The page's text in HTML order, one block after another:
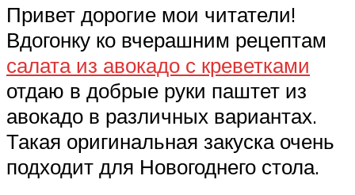
Привет дорогие мои читатели!
Вдогонку ко вчерашним рецептам
салата из авокадо с креветками
отдаю в добрые руки паштет из
авокадо в различных вариантах.
Такая оригинальная закуска очень
подходит для Новогоднего стола.